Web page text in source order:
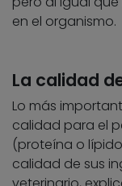
en el organismo.
La calidad
Lo más
calidad para el
(proteína o
calidad de sus